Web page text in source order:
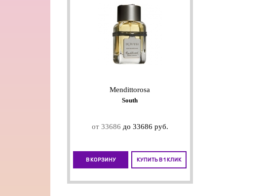
Mendittorosa
South
от 33686 до 33686 руб.
В КОРЗИНУ КУПИТЬ В 1 КЛИК